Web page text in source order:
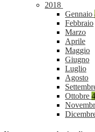
2018
Gennaio
Febbraio
Marzo
Aprile
Maggio
Giugno
Luglio
Agosto
Ottobre 4